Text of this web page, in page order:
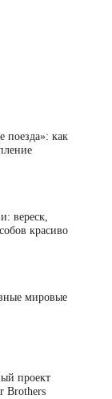
поезда»: как
вереск,
красиво
мировые
проект
Brothers